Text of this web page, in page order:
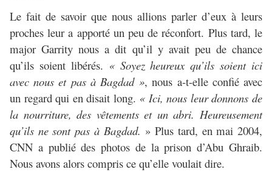
Le fait de savoir que nous allions parler d’eux à leurs
proches leur a apporté un peu de réconfort. Plus tard, le
major Garrity nous a dit qu’il y avait peu de chance
qu’ils soient libérés. « Soyez heureux qu’ils soient ici
avec nous et pas à Bagdad », nous a-t-elle confié avec
un regard qui en disait long. « Ici, nous leur donnons de
la nourriture, des vêtements et un abri. Heureusement
qu’ils ne sont pas à Bagdad. » Plus tard, en mai 2004,
CNN a publié des photos de la prison d’Abu Ghraib.
Nous avons alors compris ce qu’elle voulait dire.